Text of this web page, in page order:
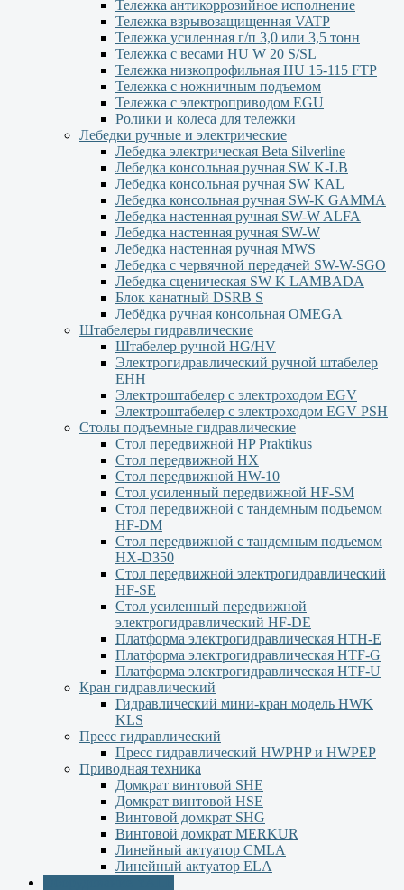
Тележка антикоррозийное исполнение
Тележка взрывозащищенная VATP
Тележка усиленная г/п 3,0 или 3,5 тонн
Тележка с весами HU W 20 S/SL
Тележка низкопрофильная HU 15-115 FTP
Тележка с ножничным подъемом
Тележка с электроприводом EGU
Ролики и колеса для тележки
Лебедки ручные и электрические
Лебедка электрическая Beta Silverline
Лебедка консольная ручная SW K-LB
Лебедка консольная ручная SW KAL
Лебедка консольная ручная SW-K GAMMA
Лебедка настенная ручная SW-W ALFA
Лебедка настенная ручная SW-W
Лебедка настенная ручная MWS
Лебедка с червячной передачей SW-W-SGO
Лебедка сценическая SW K LAMBADA
Блок канатный DSRB S
Лебёдка ручная консольная OMEGA
Штабелеры гидравлические
Штабелер ручной HG/HV
Электрогидравлический ручной штабелер
ЕНН
Электроштабелер с электроходом EGV
Электроштабелер с электроходом EGV PSH
Столы подъемные гидравлические
Стол передвижной HP Praktikus
Стол передвижной HX
Стол передвижной HW-10
Стол усиленный передвижной HF-SM
Стол передвижной с тандемным подъемом
HF-DM
Стол передвижной с тандемным подъемом
HX-D350
Стол передвижной электрогидравлический
HF-SE
Стол усиленный передвижной
электрогидравлический HF-DE
Платформа электрогидравлическая HTH-E
Платформа электрогидравлическая HTF-G
Платформа электрогидравлическая HTF-U
Кран гидравлический
Гидравлический мини-кран модель HWK
KLS
Пресс гидравлический
Пресс гидравлический HWPHP и HWPEP
Приводная техника
Домкрат винтовой SHE
Домкрат винтовой HSE
Винтовой домкрат SHG
Винтовой домкрат MERKUR
Линейный актуатор CMLA
Линейный актуатор ЕLA